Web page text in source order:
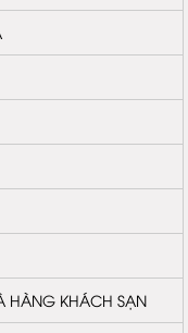
HÀNG KHÁCH SẠN